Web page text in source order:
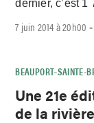
dernier, c’est 1
7 juin 2014 à 20h00 -
BEAUPORT–SAINTE-
Une 21e
de la